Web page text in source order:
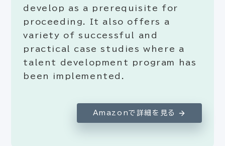
develop as a prerequisite for
proceeding. It also offers a
variety of successful and
practical case studies where a
talent development program has
been implemented.
Amazonで詳細を見る